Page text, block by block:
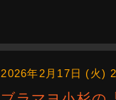
2026年2月17日 (火)